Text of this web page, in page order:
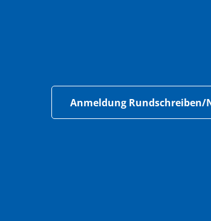
Anmeldung Rundschreiben/